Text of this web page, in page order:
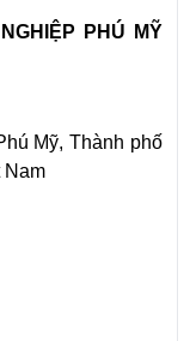
PHÚ MỸ
Mỹ, Thành phố
Nam